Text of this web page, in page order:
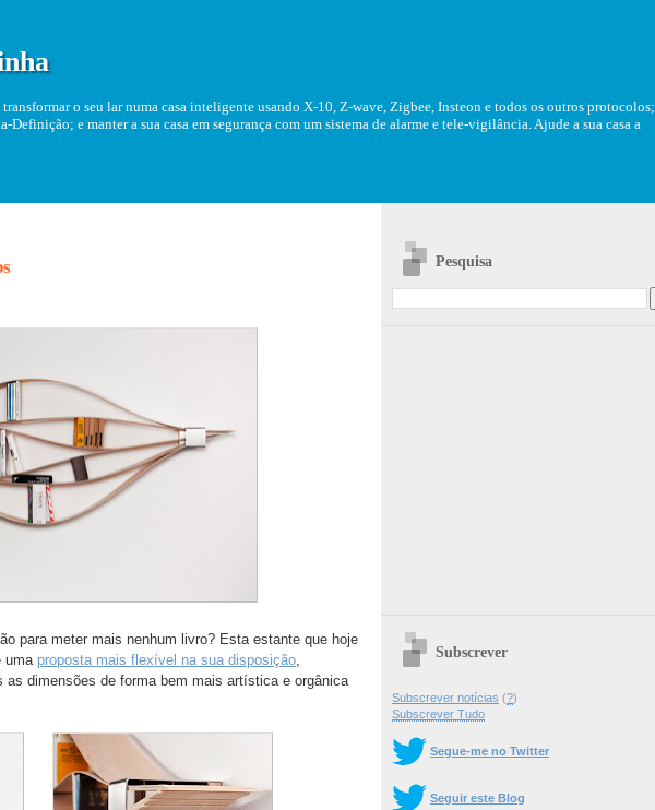
o seu lar numa casa inteligente usando X-10, Z-wave, Zigbee, Insteon e todos os outros protocolos;
Definição; e manter a sua casa em segurança com um sistema de alarme e tele-vigilância. Ajude a sua casa a
para meter mais nenhum livro? Esta estante que hoje
uma proposta mais flexível na sua disposição,
dimensões de forma bem mais artística e orgânica
Pesquisa
Subscrever
Subscrever notícias (?)
Subscrever Tudo
Segue-me no Twitter
Seguir este Blog